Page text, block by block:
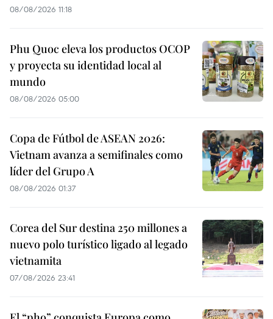
08/08/2026 11:18
Phu Quoc eleva los productos OCOP
y proyecta su identidad local al
mundo
08/08/2026 05:00
Copa de Fútbol de ASEAN 2026:
Vietnam avanza a semifinales como
líder del Grupo A
08/08/2026 01:37
Corea del Sur destina 250 millones a
nuevo polo turístico ligado al legado
vietnamita
07/08/2026 23:41